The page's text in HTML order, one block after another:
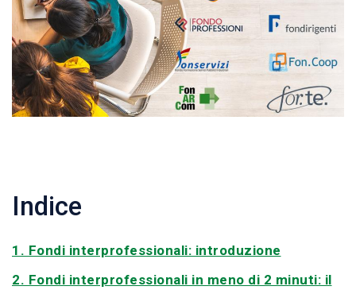
Indice
1. Fondi interprofessionali: introduzione
2. Fondi interprofessionali in meno di 2 minuti: il